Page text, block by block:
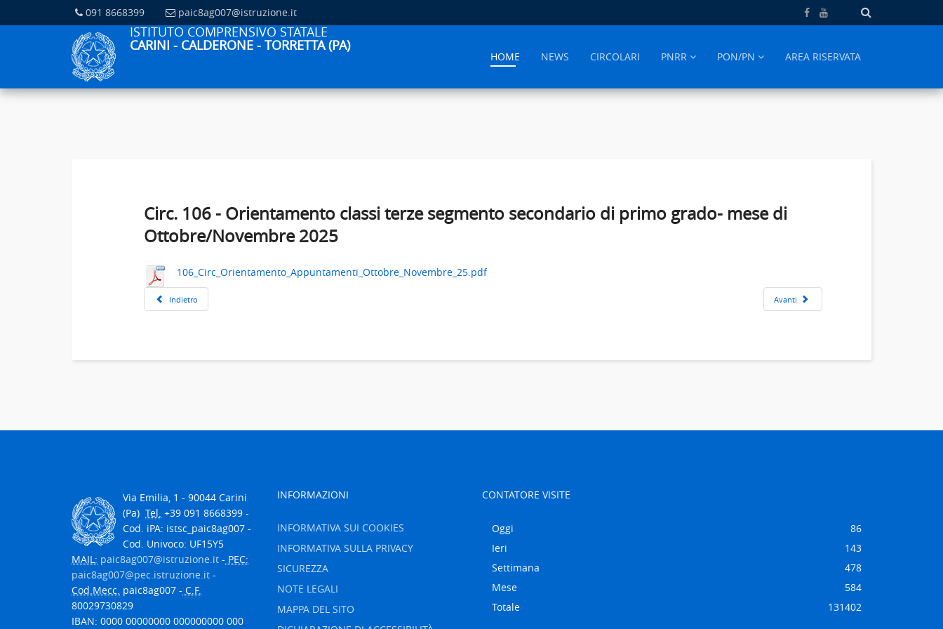
091 8668399 paic8ag007@istruzione.it
ISTITUTO COMPRENSIVO STATALE
CARINI - CALDERONE - TORRETTA (PA)
HOME NEWS CIRCOLARI PNRR PON/PN AREA RISERVATA
Circ. 106 - Orientamento classi terze segmento secondario di primo grado- mese di
Ottobre/Novembre 2025
106_Circ_Orientamento_Appuntamenti_Ottobre_Novembre_25.pdf
Indietro Avanti
Via Emilia, 1 - 90044 Carini
(Pa) Tel. +39 091 8668399 -
Cod. iPA: istsc_paic8ag007 -
Cod. Univoco: UF15Y5
MAIL: paic8ag007@istruzione.it - PEC:
paic8ag007@pec.istruzione.it -
Cod.Mecc. paic8ag007 - C.F.
80029730829
IBAN: 0000 00000000 000000000 000
INFORMAZIONI
INFORMATIVA SUI COOKIES
INFORMATIVA SULLA PRIVACY
SICUREZZA
NOTE LEGALI
MAPPA DEL SITO
CONTATORE VISITE
Oggi
86
Ieri
143
Settimana
478
Mese
584
Totale
131402